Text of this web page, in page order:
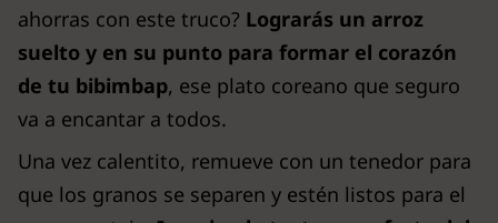
ahorras con este truco? Lograrás un arroz
suelto y en su punto para formar el corazón
de tu bibimbap, ese plato coreano que seguro
va a encantar a todos.
Una vez calentito, remueve con un tenedor para
que los granos se separen y estén listos para el